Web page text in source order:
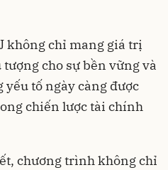
không chỉ mang giá trị
cho sự bền vững và
tố ngày càng được
chiến lược tài chính
chương trình không chỉ